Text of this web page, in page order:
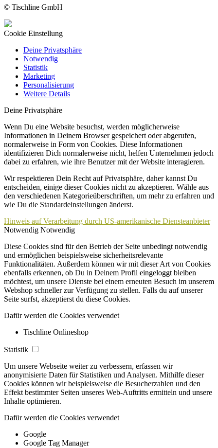
© Tischline GmbH
Cookie Einstellung
Deine Privatsphäre
Notwendig
Statistik
Marketing
Personalisierung
Weitere Details
Deine Privatsphäre
Wenn Du eine Website besuchst, werden möglicherweise
Informationen in Deinem Browser gespeichert oder abgerufen,
normalerweise in Form von Cookies. Diese Informationen
identifizieren Dich normalerweise nicht, helfen Unternehmen jedoch
dabei zu erfahren, wie ihre Benutzer mit der Website interagieren.
Wir respektieren Dein Recht auf Privatsphäre, daher kannst Du
entscheiden, einige dieser Cookies nicht zu akzeptieren. Wähle aus
den verschiedenen Kategorieüberschriften, um mehr zu erfahren und
wie Du die Standardeinstellungen änderst.
Hinweis auf Verarbeitung durch US-amerikanische Diensteanbieter
Notwendig Notwendig
Diese Cookies sind für den Betrieb der Seite unbedingt notwendig
und ermöglichen beispielsweise sicherheitsrelevante
Funktionalitäten. Außerdem können wir mit dieser Art von Cookies
ebenfalls erkennen, ob Du in Deinem Profil eingeloggt bleiben
möchtest, um unsere Dienste bei einem erneuten Besuch im unserem
Webshop schneller zur Verfügung zu stellen. Falls du auf unserer
Seite surfst, akzeptierst du diese Cookies.
Dafür werden die Cookies verwendet
Tischline Onlineshop
Statistik
Um unsere Webseite weiter zu verbessern, erfassen wir
anonymisierte Daten für Statistiken und Analysen. Mithilfe dieser
Cookies können wir beispielsweise die Besucherzahlen und den
Effekt bestimmter Seiten unseres Web-Auftritts ermitteln und unsere
Inhalte optimieren.
Dafür werden die Cookies verwendet
Google
Google Tag Manager